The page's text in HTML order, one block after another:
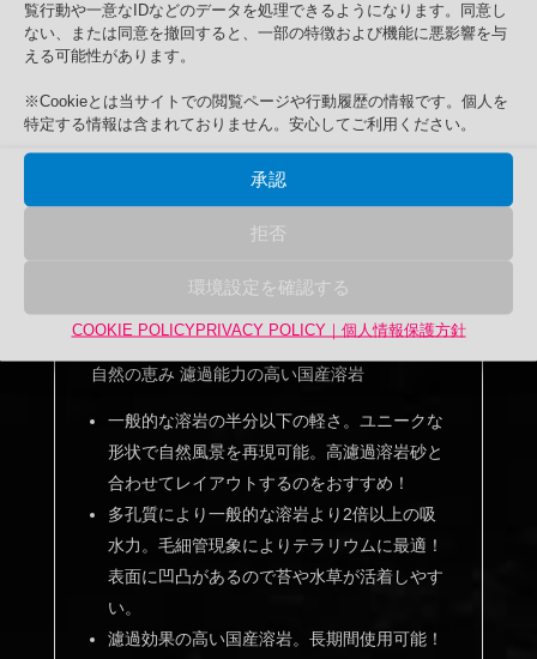
覧行動や一意なIDなどのデータを処理できるようになります。同意し
ない、または同意を撤回すると、一部の特徴および機能に悪影響を与
える可能性があります。
※Cookieとは当サイトでの閲覧ページや行動履歴の情報です。個人を
特定する情報は含まれておりません。安心してご利用ください。
承認
拒否
環境設定を確認する
COOKIE POLICYPRIVACY POLICY｜個人情報保護方針
商品コード: KRK-LVA-210403
説明
自然の恵み 濾過能力の高い国産溶岩
一般的な溶岩の半分以下の軽さ。ユニークな
形状で自然風景を再現可能。高濾過溶岩砂と
合わせてレイアウトするのをおすすめ！
多孔質により一般的な溶岩より2倍以上の吸
水力。毛細管現象によりテラリウムに最適！
表面に凹凸があるので苔や水草が活着しやす
い。
濾過効果の高い国産溶岩。長期間使用可能！